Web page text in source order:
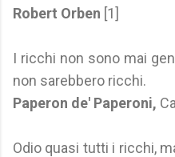
Robert Orben [1]
I ricchi non sono mai
non sarebbero ricchi.
Paperon de' Paperoni,
Odio quasi tutti i ricchi,